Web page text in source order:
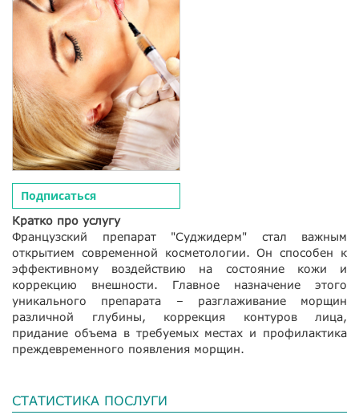
Подписаться
Кратко про услугу
Французский препарат "Суджидерм" стал важным
открытием современной косметологии. Он способен к
эффективному воздействию на состояние кожи и
коррекцию внешности. Главное назначение этого
уникального препарата – разглаживание морщин
различной глубины, коррекция контуров лица,
придание объема в требуемых местах и профилактика
преждевременного появления морщин.
СТАТИСТИКА ПОСЛУГИ